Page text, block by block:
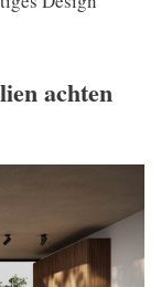
achten